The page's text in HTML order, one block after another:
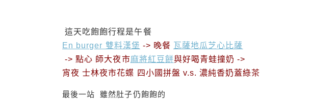
這天吃飽飽行程是午餐
En burger 雙料漢堡 -> 晚餐 瓦薩地瓜芝心比薩
-> 點心 師大夜市麻將紅豆餅與好喝青蛙撞奶 ->
宵夜 士林夜市花蝶 四小國拼盤 v.s. 濃純香奶蓋綠茶
最後一站 雖然肚子仍飽飽的